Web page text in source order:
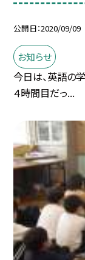
公開日 2020/09/09
お知らせ
今日は、英語の
４時間目だっ...